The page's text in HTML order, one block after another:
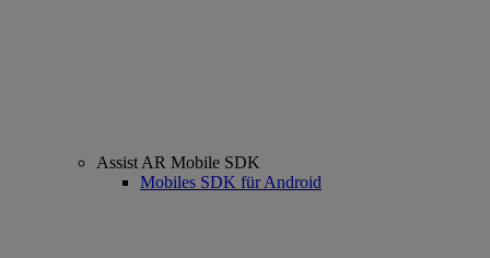
Assist AR Mobile SDK
Mobiles SDK für Android